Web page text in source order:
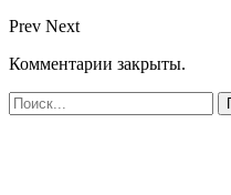
Prev Next
Комментарии закрыты.